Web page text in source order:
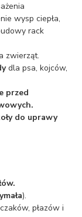
wysp ciepła,
rack
zwierząt.
dla psa, kojców,
przed
do uprawy
).
płazów i